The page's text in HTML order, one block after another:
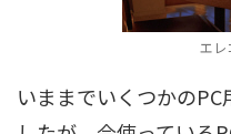
エレ
いままでいくつかの